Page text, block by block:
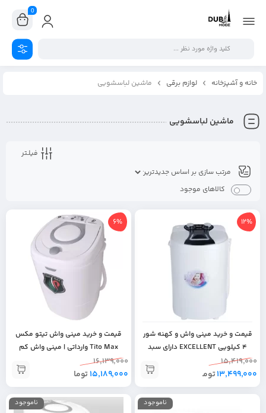
0
خانه و آشپزخانه لوازم برقی ماشین لباسشویی
ماشین لباسشویی
فیلـتر
کالاهای موجود
12%
قیمت و خرید مینی واش و کهنه شور
4 کیلویی EXCELLENT دارای سبد
خشک کن | خرید جهیزیه عروس |
لوازم خانگی اصل | لباسشویی مینی
واش اکسلنت
15,419,000
13,499,000تومان
6%
قیمت و خرید مینی واش تیتو مکس
Tito Max وارداتی | مینی واش کم
مصرف | بازدهی بالا | صفحه لمسی |‌
دبی |‌ امارات
16,139,000
15,189,000تومان
ناموجود ناموجود